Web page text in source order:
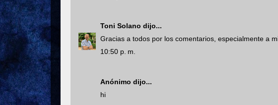
Toni Solano dijo...
Gracias a todos por los comentarios, especialmente a
10:50 p. m.
Anónimo dijo...
hi